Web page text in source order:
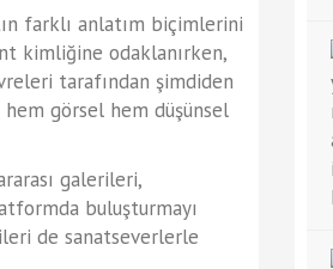
farklı anlatım biçimlerini
kimliğine odaklanırken,
tarafından şimdiden
hem görsel hem düşünsel
galerileri,
buluşturmayı
de sanatseverlerle